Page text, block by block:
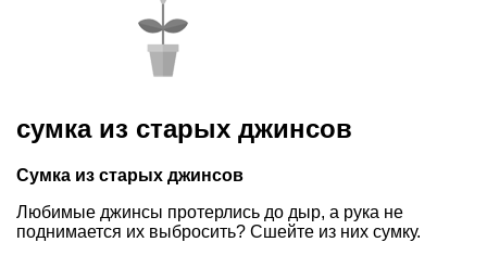
сумка из старых джинсов
Сумка из старых джинсов
Любимые джинсы протерлись до дыр, а рука не
поднимается их выбросить? Сшейте из них сумку.